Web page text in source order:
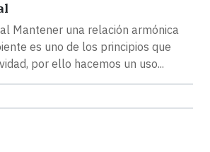
Mantener una relación armónica
es uno de los principios que
por ello hacemos un uso...